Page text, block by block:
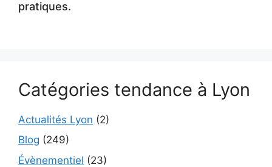
pratiques.
Catégories tendance à Lyon
Actualités Lyon (2)
Blog (249)
Évènementiel (23)